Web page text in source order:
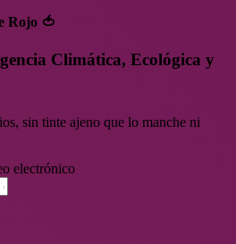
Rojo 🍅
Climática, Ecológica y
sin tinte ajeno que lo manche ni
electrónico